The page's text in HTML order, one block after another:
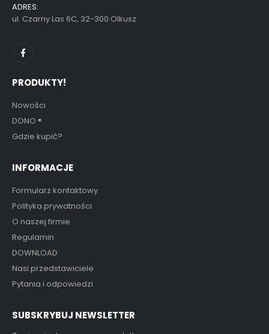
ADRES:
ul. Czarny Las 6C, 32-300 Olkusz
PRODUKTY!
Nowości
DONO ®
Gdzie kupić?
INFORMACJE
Formularz kontaktowy
Polityka prywatności
O naszej firmie
Regulamin
DOWNLOAD
Nasi przedstawiciele
Pytania i odpowiedzi
SUBSKRYBUJ NEWSLETTER